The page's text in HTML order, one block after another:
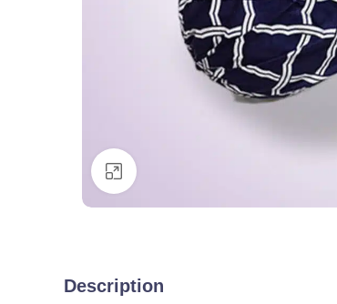
Description